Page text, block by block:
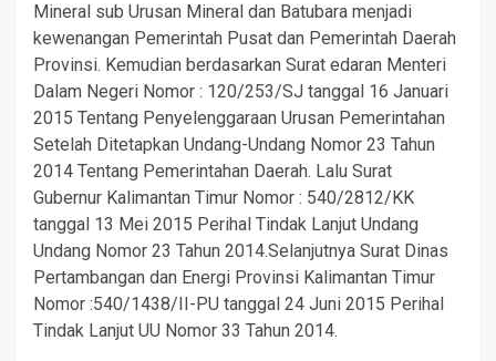
Mineral sub Urusan Mineral dan Batubara menjadi
kewenangan Pemerintah Pusat dan Pemerintah Daerah
Provinsi. Kemudian berdasarkan Surat edaran Menteri
Dalam Negeri Nomor : 120/253/SJ tanggal 16 Januari
2015 Tentang Penyelenggaraan Urusan Pemerintahan
Setelah Ditetapkan Undang-Undang Nomor 23 Tahun
2014 Tentang Pemerintahan Daerah. Lalu Surat
Gubernur Kalimantan Timur Nomor : 540/2812/KK
tanggal 13 Mei 2015 Perihal Tindak Lanjut Undang
Undang Nomor 23 Tahun 2014.Selanjutnya Surat Dinas
Pertambangan dan Energi Provinsi Kalimantan Timur
Nomor :540/1438/II-PU tanggal 24 Juni 2015 Perihal
Tindak Lanjut UU Nomor 33 Tahun 2014.